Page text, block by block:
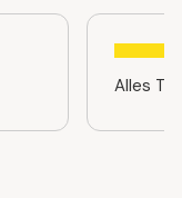
Alles